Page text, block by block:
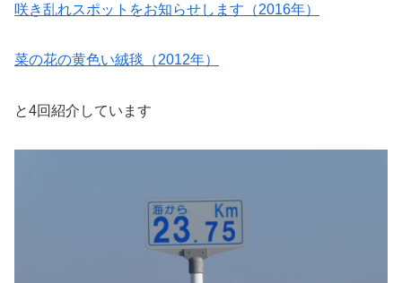
咲き乱れスポットをお知らせします（2016年）
菜の花の黄色い絨毯（2012年）
と4回紹介しています